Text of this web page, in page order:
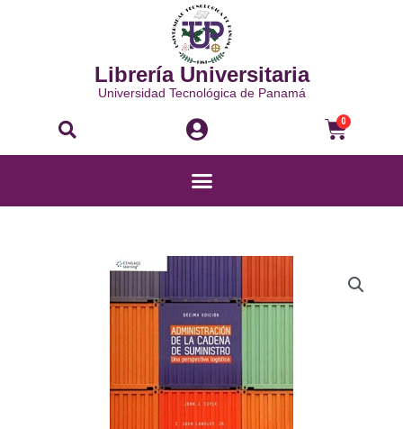
Librería Universitaria
Universidad Tecnológica de Panamá
Buscar 0
Menú